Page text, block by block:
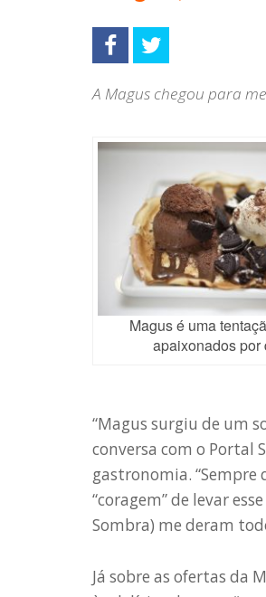
A Magus chegou para
Magus é uma
apaixonados por
“Magus surgiu de um
conversa com o Portal
gastronomia.
“coragem” de levar
Sombra) me deram
Já sobre as ofertas da